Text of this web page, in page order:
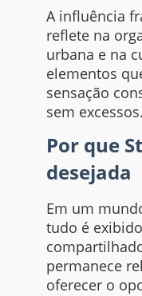
A influência
reflete na
urbana e na
elementos
sensação
sem excessos.
Por que
desejada
Em um
tudo é
permanece
oferecer o